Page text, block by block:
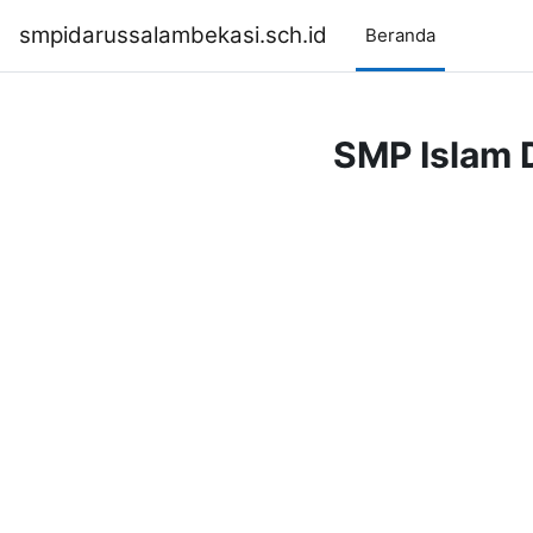
smpidarussalambekasi.sch.id Beranda
SMP Islam